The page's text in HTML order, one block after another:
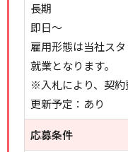
長期
即日～
雇用形態は当社ス
就業となります。
※入札により、契約
更新予定：あり
応募条件